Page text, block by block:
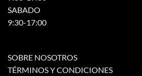
SABADO
9:30-17:00
SOBRE NOSOTROS
TÉRMINOS Y CONDICIONES